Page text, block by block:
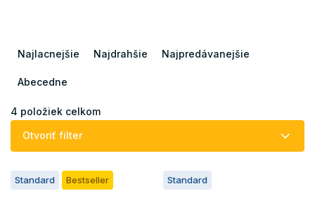
e
i
o
d
Najlacnejšie Najdrahšie Najpredávanejšie
Abecedne
4 položiek celkom
Otvoriť filter
V
ýStandard Bestseller Standard